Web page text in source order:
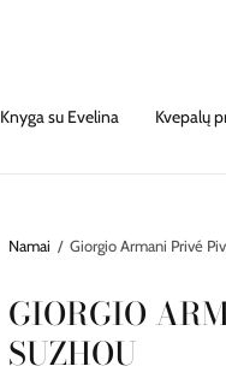
Knyga su Evelina Kvepalų
Namai / Giorgio Armani Privé
GIORGIO
SUZHOU